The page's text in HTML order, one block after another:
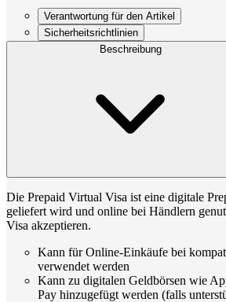
Verantwortung für den Artikel
Sicherheitsrichtlinien
Beschreibung
Die Prepaid Virtual Visa ist eine digitale
geliefert wird und online bei Händlern
Visa akzeptieren.
Kann für Online-Einkäufe bei
verwendet werden
Kann zu digitalen Geldbörsen wie
Pay hinzugefügt werden (falls